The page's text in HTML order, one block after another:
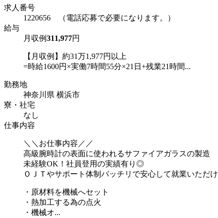
求人番号
1220656 （電話応募で必要になります。）
給与
月収例311,977円
【月収例】約31万1,977円以上
=時給1600円×実働7時間55分×21日+残業21時間...
勤務地
神奈川県 横浜市
寮・社宅
なし
仕事内容
＼＼お仕事内容／／
高級腕時計の表面に使われるサファイアガラスの製造
未経験OK！社員登用の実績有り◎
ＯＪＴやサポート体制バッチリで安心して就業いただ
・原材料を機械へセット
・熱加工する為の点火
・機械オ...